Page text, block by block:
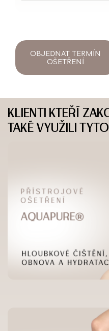
OBJEDNAT TERMÍN
OŠETŘENÍ
KLIENTI KTEŘÍ
TAKÉ VYUŽILI